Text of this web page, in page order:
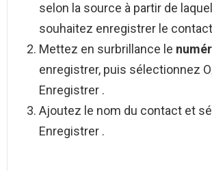
selon la source à partir de
souhaitez enregistrer le
Mettez en surbrillance le
enregistrer, puis sélectionnez
Enregistrer .
Ajoutez le nom du contact et
Enregistrer .